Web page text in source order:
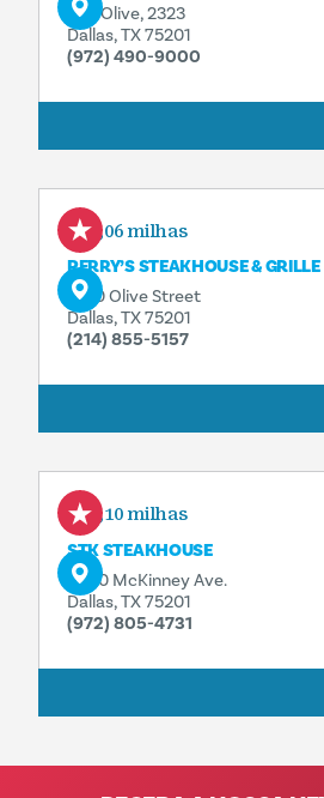
Rua Olive, 2323
Dallas, TX 75201
(972) 490-9000
0,06 milhas
PERRY’S STEAKHOUSE & GRILLE
2100 Olive Street
Dallas, TX 75201
(214) 855-5157
0,10 milhas
STK STEAKHOUSE
2000 McKinney Ave.
Dallas, TX 75201
(972) 805-4731